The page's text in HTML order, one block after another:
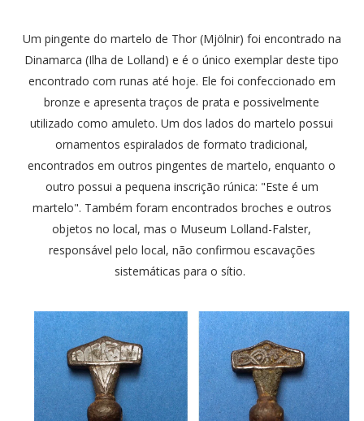
Um pingente do martelo de Thor (Mjölnir) foi encontrado na
Dinamarca (Ilha de Lolland) e é o único exemplar deste tipo
encontrado com runas até hoje. Ele foi confeccionado em
bronze e apresenta traços de prata e possivelmente
utilizado como amuleto. Um dos lados do martelo possui
ornamentos espiralados de formato tradicional,
encontrados em outros pingentes de martelo, enquanto o
outro possui a pequena inscrição rúnica: "Este é um
martelo". Também foram encontrados broches e outros
objetos no local, mas o Museum Lolland-Falster,
responsável pelo local, não confirmou escavações
sistemáticas para o sítio.